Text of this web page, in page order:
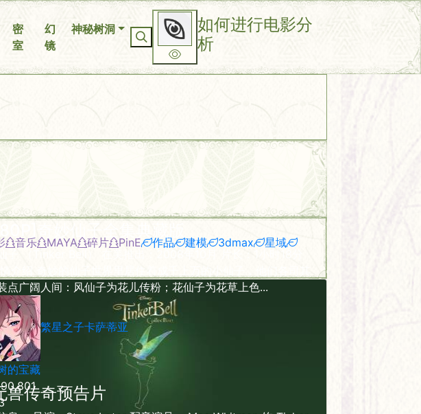
密
室
幻
镜
神秘树洞
如何进行电影分
析
音乐 MAYA 碎片 PinE 作品 建模 3dmax
星域
奇妙仙子全集典藏版
点广阔人间：风仙子为花儿传粉；花仙子为花草上色...
繁星之子卡萨蒂亚
的宝藏
兽传奇预告片